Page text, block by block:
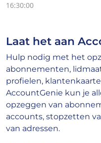
16:30:00
Laat het aan
Hulp nodig met het
abonnementen,
profielen,
AccountGenie kun je
opzeggen van
accounts, stopzetten
van adressen.